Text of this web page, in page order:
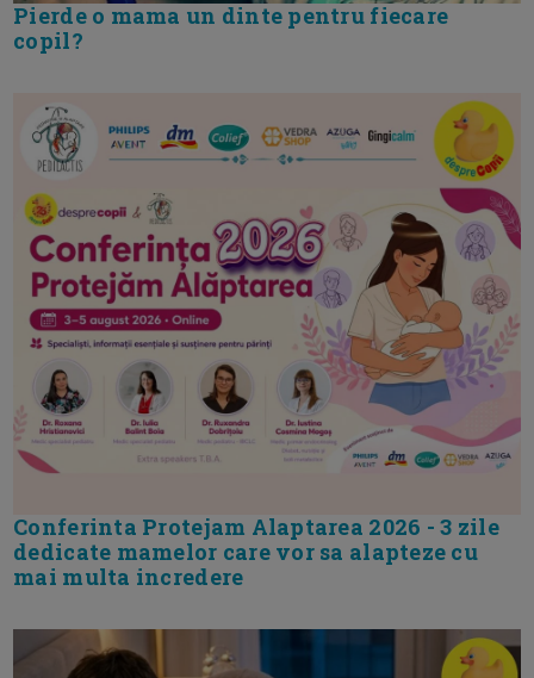
Pierde o mama un dinte pentru fiecare
copil?
Conferinta Protejam Alaptarea 2026 - 3 zile
dedicate mamelor care vor sa alapteze cu
mai multa incredere